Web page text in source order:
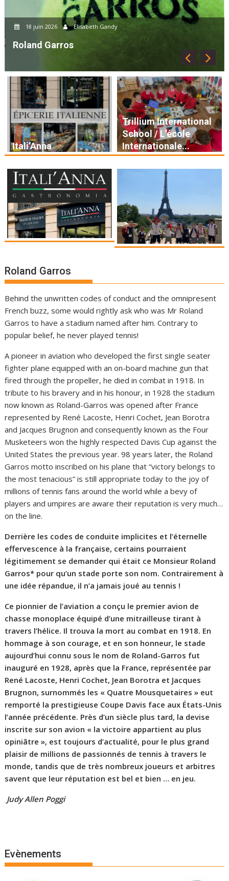
18 juin 2026 Elisabeth Gandy
Roland Garros
Itali’Anna
Trillium International
School / L’école
Internationale...
Roland Garros
Behind the unwritten codes of conduct and the omnipresent
French buzz, some would rightly ask who was Mr Roland
Garros to have a stadium named after him. Contrary to
popular belief, he never played tennis!
A pioneer in aviation who developed the first single seater
fighter plane equipped with an on-board machine gun that
fired through the propeller, he died in combat in 1918. In
tribute to his bravery and in his honour, in 1928 the stadium
now known as Roland-Garros was opened after France
represented by René Lacoste, Henri Cochet, Jean Borotra
and Jacques Brugnon and consequently known as the Four
Musketeers won the highly respected Davis Cup against the
United States the previous year. 98 years later, the Roland
Garros motto inscribed on his plane that “victory belongs to
the most tenacious” is still appropriate today to the joy of
millions of tennis fans around the world while a bevy of
players and umpires are aware their reputation is very much…
on the line.
Derrière les codes de conduite implicites et l’éternelle
effervescence à la française, certains pourraient
légitimement se demander qui était ce Monsieur Roland
Garros* pour qu’un stade porte son nom. Contrairement à
une idée répandue, il n’a jamais joué au tennis !
Ce pionnier de l’aviation a conçu le premier avion de
chasse monoplace équipé d’une mitrailleuse tirant à
travers l’hélice. Il trouva la mort au combat en 1918. En
hommage à son courage, et en son honneur, le stade
aujourd’hui connu sous le nom de Roland-Garros fut
inauguré en 1928, après que la France, représentée par
René Lacoste, Henri Cochet, Jean Borotra et Jacques
Brugnon, surnommés les « Quatre Mousquetaires » eut
remporté la prestigieuse Coupe Davis face aux États-Unis
l’année précédente. Près d’un siècle plus tard, la devise
inscrite sur son avion « la victoire appartient au plus
opiniâtre », est toujours d’actualité, pour le plus grand
plaisir de millions de passionnés de tennis à travers le
monde, tandis que de très nombreux joueurs et arbitres
savent que leur réputation est bel et bien … en jeu.
Judy Allen Poggi
Evènements